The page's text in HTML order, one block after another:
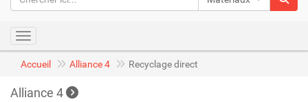
Toggle navigation
Accueil Alliance 4 Recyclage direct
Alliance 4